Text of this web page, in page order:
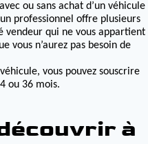
ou sans achat d’un véhicule
professionnel offre plusieurs
vendeur qui ne vous appartient
vous n’aurez pas besoin de
vous pouvez souscrire
ou 36 mois.
à